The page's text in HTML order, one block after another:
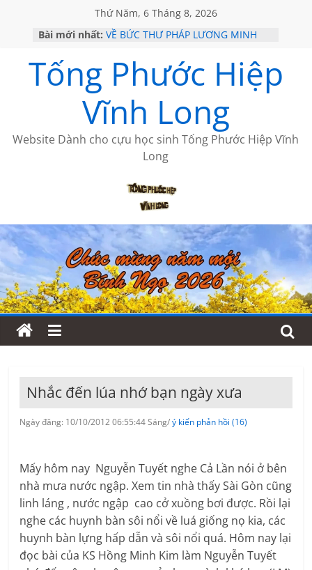
Thứ Năm, 6 Tháng 8, 2026
Bài mới nhất: VỀ BỨC THƯ PHÁP LƯƠNG MINH
HỌC SỬ HỒI XƯA
MỘT ĐỜI ĐI QUA NHỮNG TRANG
SÁCH
BẤT CHỢT CỦA CHÂU LỆ DUNG
CÀ PHÊ NGẮM NÚI
Tống Phước Hiệp
Vĩnh Long
Website Dành cho cựu học sinh Tống Phước Hiệp Vĩnh
Long
Nhắc đến lúa nhớ bạn ngày xưa
Ngày đăng: 10/10/2012 06:55:44 Sáng/ý kiến phản hồi (16)
Mấy hôm nay Nguyễn Tuyết nghe Cả Lần nói ở bên
nhà mưa nước ngập. Xem tin nhà thấy Sài Gòn cũng
linh láng , nước ngập cao cở xuồng bơi được. Rồi lại
nghe các huynh bàn sôi nổi về luá giống nọ kia, các
huynh bàn lựng hấp dẫn và sôi nổi quá. Hôm nay lại
đọc bài của KS Hồng Minh Kim làm Nguyễn Tuyết